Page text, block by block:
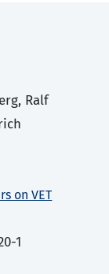
Ralf
on VET
1